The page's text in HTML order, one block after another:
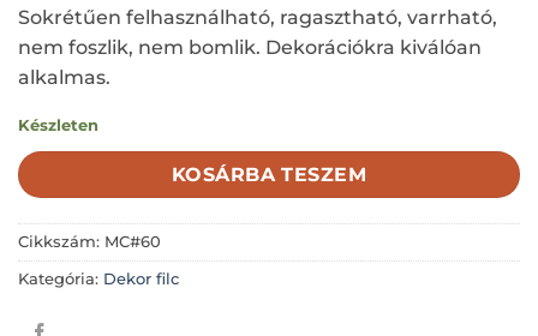
Sokrétűen felhasználható, ragasztható, varrható,
nem foszlik, nem bomlik. Dekorációkra kiválóan
alkalmas.
Készleten
KOSÁRBA TESZEM
Cikkszám: MC#60
Kategória: Dekor filc